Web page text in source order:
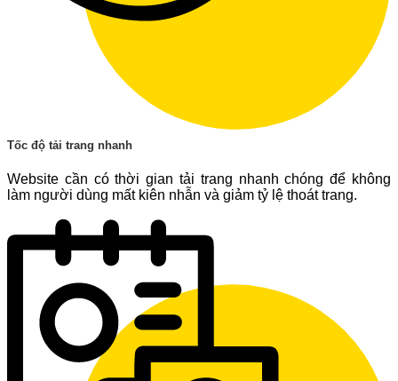
Tốc độ tải trang nhanh
Website cần có thời gian tải trang nhanh chóng để không
làm người dùng mất kiên nhẫn và giảm tỷ lệ thoát trang.